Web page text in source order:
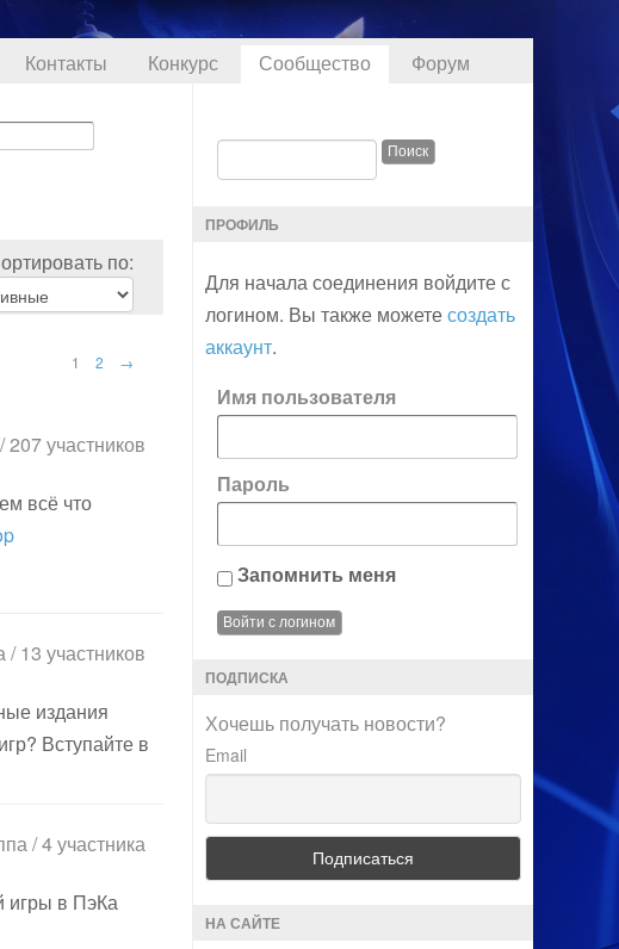
Контакты Конкурс Сообщество Форум
по:
1 2 →
всё что
участников
издания
Вступайте в
13 участников
игры в ПэКа
/ 4 участника
ПРОФИЛЬ
Для начала соединения войдите с
логином. Вы также можетесоздать
аккаунт.
Имя пользователя
Пароль
Запомнить меня
ПОДПИСКА
Хочешь получать новости?
Email
НА САЙТЕ